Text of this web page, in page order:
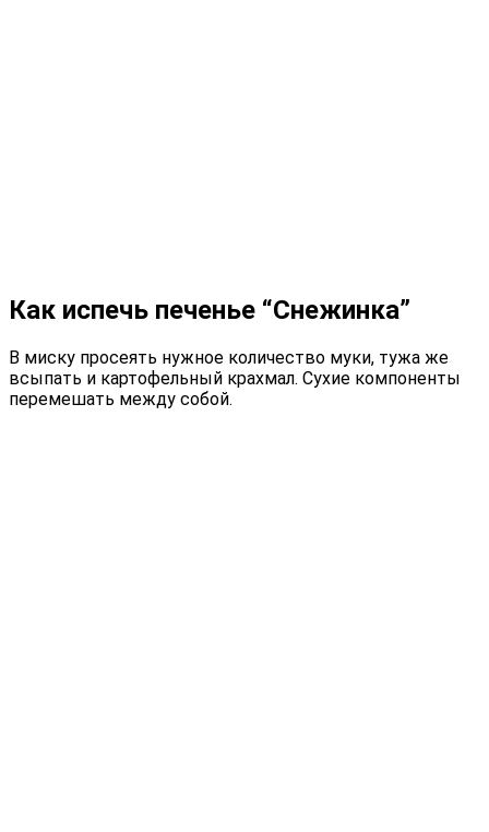
Как испечь печенье “Снежинка”
В миску просеять нужное количество муки, тужа же
всыпать и картофельный крахмал. Сухие компоненты
перемешать между собой.